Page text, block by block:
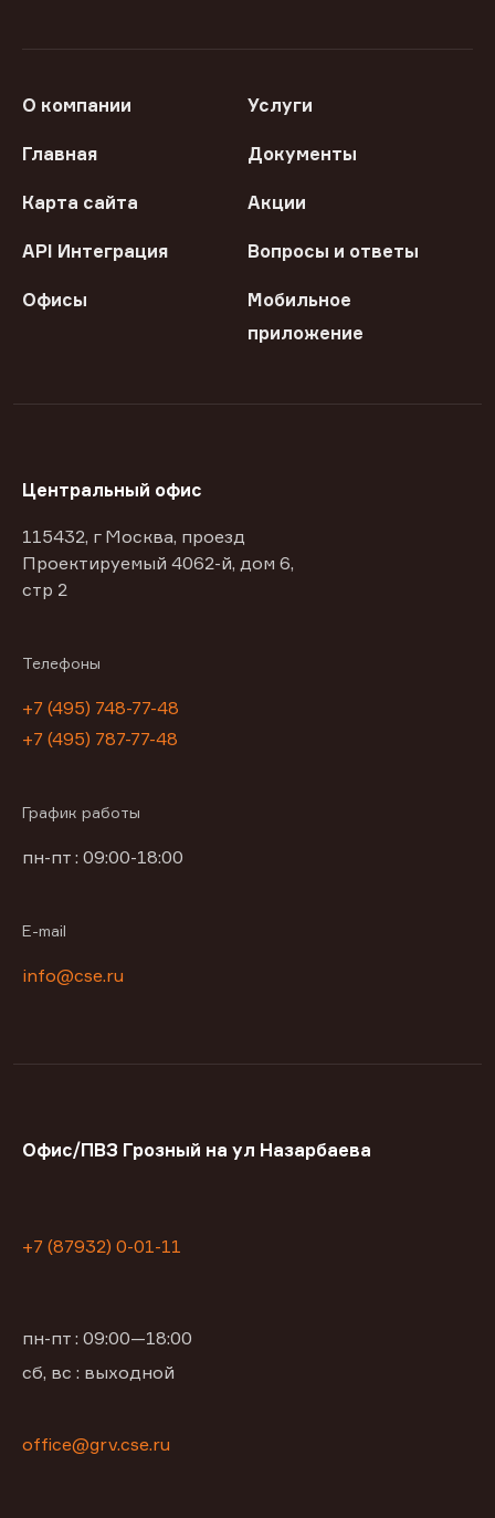
О компании Услуги
Главная Документы
Карта сайта Акции
API Интеграция Вопросы и ответы
Офисы
Мобильное
приложение
Центральный офис
115432, г Москва, проезд
Проектируемый 4062-й, дом 6,
стр 2
Телефоны
+7 (495) 748-77-48
+7 (495) 787-77-48
График работы
пн-пт : 09:00-18:00
E-mail
info@cse.ru
Офис/ПВЗ Грозный на ул Назарбаева
+7 (87932) 0-01-11
пн-пт : 09:00—18:00
сб, вс : выходной
office@grv.cse.ru